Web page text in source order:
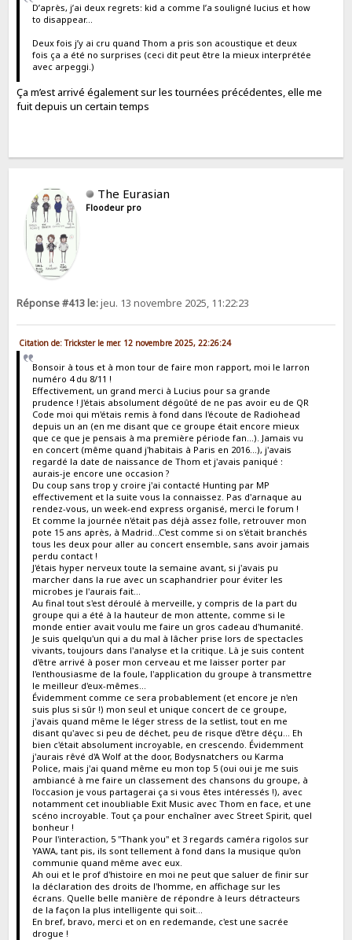
D’après, j’ai deux regrets: kid a comme l’a souligné lucius et how
to disappear…
Deux fois j’y ai cru quand Thom a pris son acoustique et deux
fois ça a été no surprises (ceci dit peut être la mieux interprétée
avec arpeggi.)
Ça m’est arrivé également sur les tournées précédentes, elle me
fuit depuis un certain temps
The Eurasian
Floodeur pro
Réponse #413 le:jeu. 13 novembre 2025, 11:22:23
Citation de: Trickster le mer. 12 novembre 2025, 22:26:24
Bonsoir à tous et à mon tour de faire mon rapport, moi le larron
numéro 4 du 8/11 !
Effectivement, un grand merci à Lucius pour sa grande
prudence ! J'étais absolument dégoûté de ne pas avoir eu de QR
Code moi qui m'étais remis à fond dans l'écoute de Radiohead
depuis un an (en me disant que ce groupe était encore mieux
que ce que je pensais à ma première période fan...). Jamais vu
en concert (même quand j'habitais à Paris en 2016...), j'avais
regardé la date de naissance de Thom et j'avais paniqué :
aurais-je encore une occasion ?
Du coup sans trop y croire j'ai contacté Hunting par MP
effectivement et la suite vous la connaissez. Pas d'arnaque au
rendez-vous, un week-end express organisé, merci le forum !
Et comme la journée n'était pas déjà assez folle, retrouver mon
pote 15 ans après, à Madrid...C'est comme si on s'était branchés
tous les deux pour aller au concert ensemble, sans avoir jamais
perdu contact !
J'étais hyper nerveux toute la semaine avant, si j'avais pu
marcher dans la rue avec un scaphandrier pour éviter les
microbes je l'aurais fait...
Au final tout s'est déroulé à merveille, y compris de la part du
groupe qui a été à la hauteur de mon attente, comme si le
monde entier avait voulu me faire un gros cadeau d'humanité.
Je suis quelqu'un qui a du mal à lâcher prise lors de spectacles
vivants, toujours dans l'analyse et la critique. Là je suis content
d'être arrivé à poser mon cerveau et me laisser porter par
l'enthousiasme de la foule, l'application du groupe à transmettre
le meilleur d'eux-mêmes...
Évidemment comme ce sera probablement (et encore je n'en
suis plus si sûr !) mon seul et unique concert de ce groupe,
j'avais quand même le léger stress de la setlist, tout en me
disant qu'avec si peu de déchet, peu de risque d'être déçu... Eh
bien c'était absolument incroyable, en crescendo. Évidemment
j'aurais rêvé d'A Wolf at the door, Bodysnatchers ou Karma
Police, mais j'ai quand même eu mon top 5 (oui oui je me suis
ambiancé à me faire un classement des chansons du groupe, à
l'occasion je vous partagerai ça si vous êtes intéressés !), avec
notamment cet inoubliable Exit Music avec Thom en face, et une
scéno incroyable. Tout ça pour enchaîner avec Street Spirit, quel
bonheur !
Pour l'interaction, 5 "Thank you" et 3 regards caméra rigolos sur
YAWA, tant pis, ils sont tellement à fond dans la musique qu'on
communie quand même avec eux.
Ah oui et le prof d'histoire en moi ne peut que saluer de finir sur
la déclaration des droits de l'homme, en affichage sur les
écrans. Quelle belle manière de répondre à leurs détracteurs
de la façon la plus intelligente qui soit...
En bref, bravo, merci et on en redemande, c'est une sacrée
drogue !